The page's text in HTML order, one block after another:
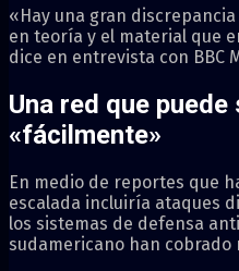
«Hay una gran
en teoría y el material que
dice en entrevista con BBC
Una red que
«fácilmente»
En medio de reportes que
escalada incluiría ataques
los sistemas de defensa
sudamericano han cobrado